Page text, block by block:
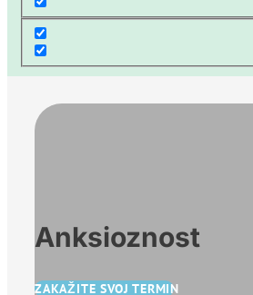
Anksioznost
ZAKAŽITE SVOJ TERMIN